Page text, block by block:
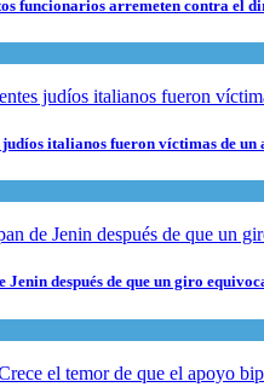
funcionarios arremeten contra el
italianos fueron víctimas de
Jenin después de que un giro